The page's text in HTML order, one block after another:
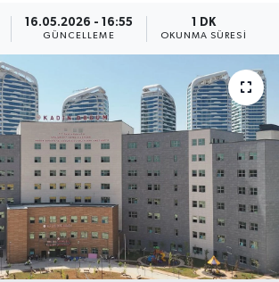
16.05.2026 - 16:55
GÜNCELLEME
1 DK
OKUNMA SÜRESI